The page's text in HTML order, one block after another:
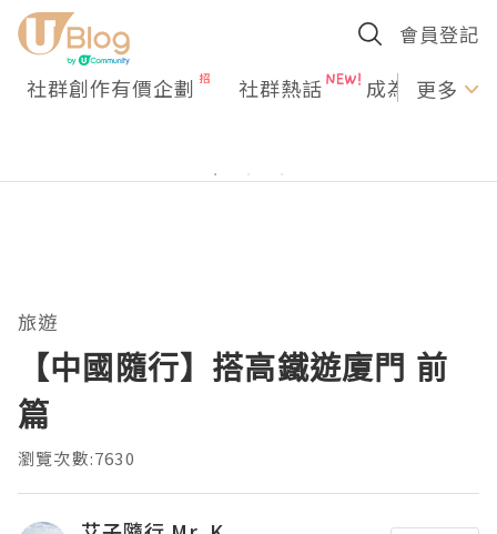
會員登記
社群創作有價企劃 社群熱話 成為U更多
旅遊
【中國隨行】搭高鐵遊廈門 前
篇
瀏覽次數:7630